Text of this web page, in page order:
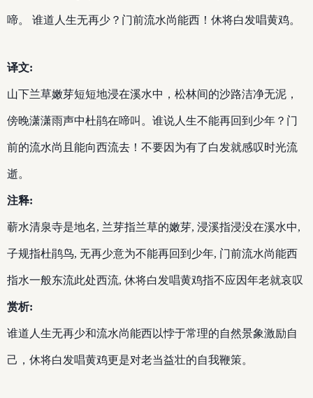
啼。 谁道人生无再少？门前流水尚能西！休将白发唱黄鸡。
译文:
山下兰草嫩芽短短地浸在溪水中，松林间的沙路洁净无泥，
傍晚潇潇雨声中杜鹃在啼叫。谁说人生不能再回到少年？门
前的流水尚且能向西流去！不要因为有了白发就感叹时光流
逝。
注释:
蕲水清泉寺是地名, 兰芽指兰草的嫩芽, 浸溪指浸没在溪水中,
子规指杜鹃鸟, 无再少意为不能再回到少年, 门前流水尚能西
指水一般东流此处西流, 休将白发唱黄鸡指不应因年老就哀叹
赏析:
谁道人生无再少和流水尚能西以悖于常理的自然景象激励自
己，休将白发唱黄鸡更是对老当益壮的自我鞭策。